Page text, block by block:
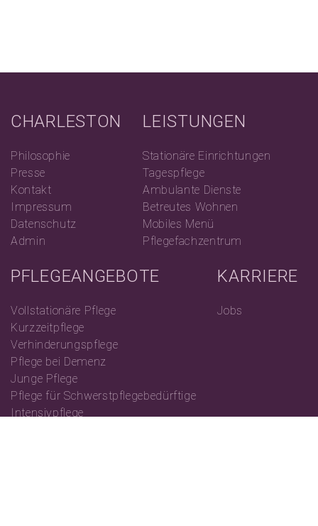
CHARLESTON
Philosophie
Presse
Kontakt
Impressum
Datenschutz
Admin
LEISTUNGEN
Stationäre Einrichtungen
Tagespflege
Ambulante Dienste
Betreutes Wohnen
Mobiles Menü
Pflegefachzentrum
PFLEGEANGEBOTE
Vollstationäre Pflege
Kurzzeitpflege
Verhinderungspflege
Pflege bei Demenz
Junge Pflege
Pflege für Schwerstpflegebedürftige
Intensivpflege
KARRIERE
Jobs